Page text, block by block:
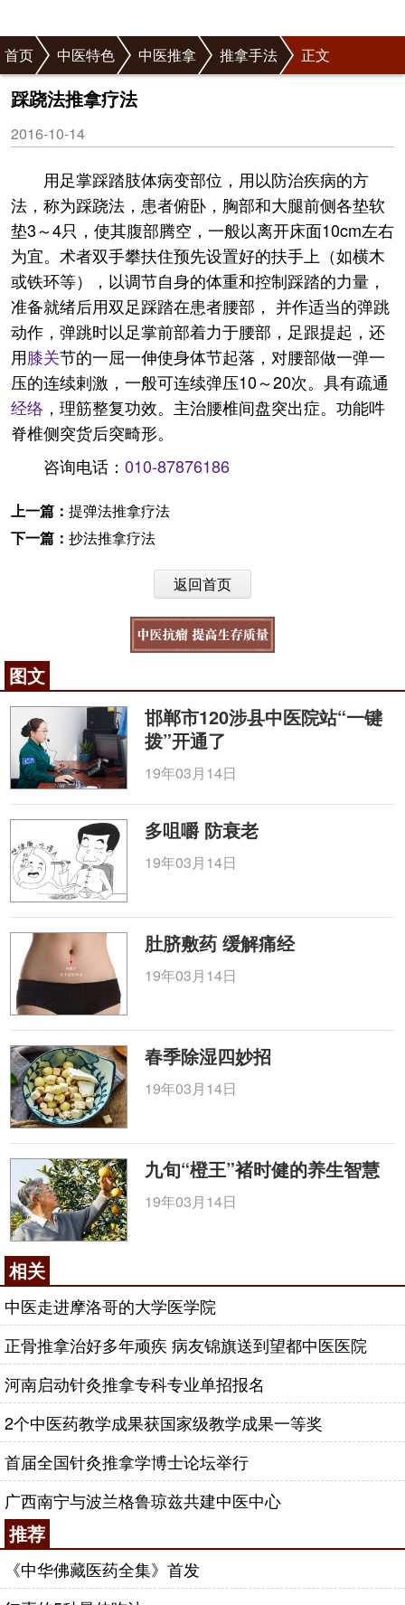
首页 中医特色 中医推拿 推拿手法 正文
踩跷法推拿疗法
2016-10-14
用足掌踩踏肢体病变部位，用以防治疾病的方
法，称为踩跷法，患者俯卧，胸部和大腿前侧各垫软
垫3～4只，使其腹部腾空，一般以离开床面10cm左右
为宜。术者双手攀扶住预先设置好的扶手上（如横木
或铁环等），以调节自身的体重和控制踩踏的力量，
准备就绪后用双足踩踏在患者腰部， 并作适当的弹跳
动作，弹跳时以足掌前部着力于腰部，足跟提起，还
用膝关节的一屈一伸使身体节起落，对腰部做一弹一
压的连续剌激，一般可连续弹压10～20次。具有疏通
经络 ，理筋整复功效。主治腰椎间盘突出症。功能吽
脊椎侧突货后突畸形。
咨询电话： 010-87876186
上一篇： 提弹法推拿疗法
下一篇： 抄法推拿疗法
返回首页
图文
邯郸市120涉县中医院站“一键
拨”开通了
19年03月14日
多咀嚼 防衰老
19年03月14日
肚脐敷药 缓解痛经
19年03月14日
春季除湿四妙招
19年03月14日
九旬“橙王”褚时健的养生智慧
19年03月14日
相关
中医走进摩洛哥的大学医学院
正骨推拿治好多年顽疾 病友锦旗送到望都中医医院
河南启动针灸推拿专科专业单招报名
2个中医药教学成果获国家级教学成果一等奖
首届全国针灸推拿学博士论坛举行
广西南宁与波兰格鲁琼兹共建中医中心
推荐
《中华佛藏医药全集》首发